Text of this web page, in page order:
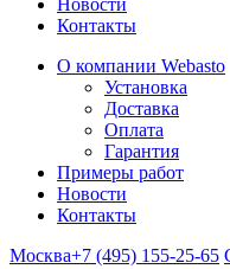
Новости
Контакты
О компании Webasto
Установка
Доставка
Оплата
Гарантия
Примеры работ
Новости
Контакты
Москва+7 (495) 155-25-65